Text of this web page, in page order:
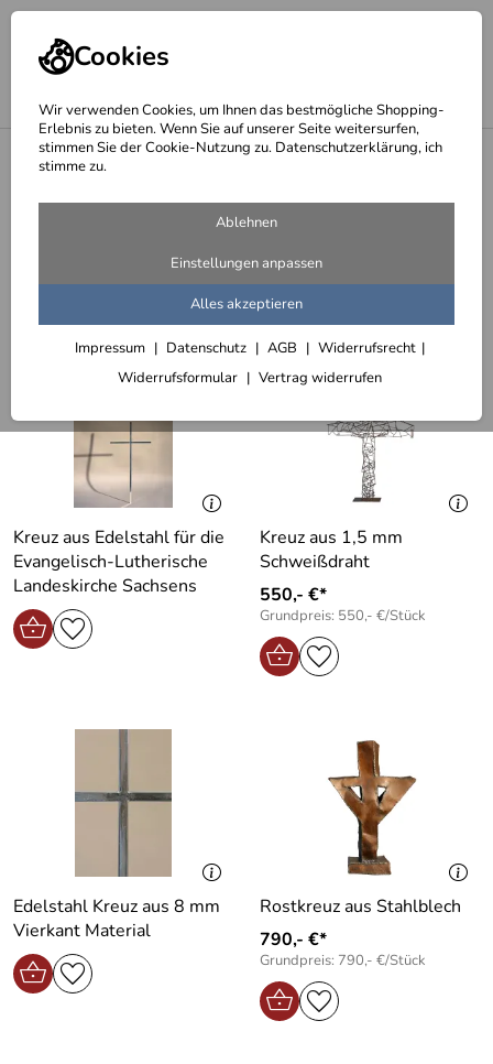
Cookies
Wir verwenden Cookies, um Ihnen das bestmögliche Shopping-
Erlebnis zu bieten. Wenn Sie auf unserer Seite weitersurfen,
stimmen Sie der Cookie-Nutzung zu. Datenschutzerklärung, ich
stimme zu.
Ablehnen
Einstellungen anpassen
Alles akzeptieren
Impressum Datenschutz AGB
Widerrufsrecht
Widerrufsformular
Vertrag widerrufen
Skulpturen, Brunnen, Gefäße, Kunst
Kreuze
Filter (2) Sortieren
Kreuz aus Edelstahl für die
Evangelisch-Lutherische
Landeskirche Sachsens
Kreuz aus 1,5 mm
Schweißdraht
550,- €*
Grundpreis: 550,- €/Stück
Edelstahl Kreuz aus 8 mm
Vierkant Material
Rostkreuz aus Stahlblech
790,- €*
Grundpreis: 790,- €/Stück